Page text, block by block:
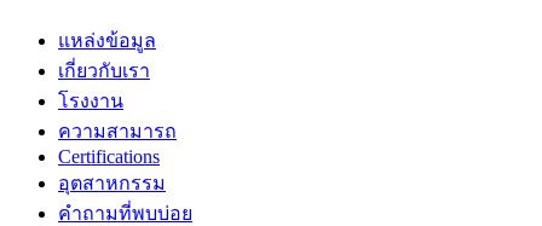
แหล่งข้อมูล
เกี่ยวกับเรา
โรงงาน
ความสามารถ
Certifications
อุตสาหกรรม
คำถามที่พบบ่อย